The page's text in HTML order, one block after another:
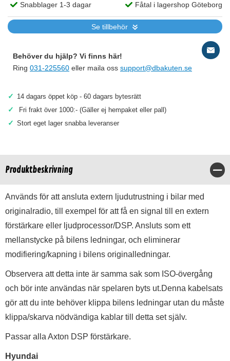
Snabblager 1-3 dagar Fåtal i lagershop Göteborg
Se tillbehör
Behöver du hjälp? Vi finns här!
Ring 031-225560 eller maila oss support@dbakuten.se
✓ 14 dagars öppet köp - 60 dagars bytesrätt
✓ Fri frakt över 1000:- (Gäller ej hempaket eller pall)
✓ Stort eget lager snabba leveranser
Produktbeskrivning
Används för att ansluta extern ljudutrustning i bilar med
originalradio, till exempel för att få en signal till en extern
förstärkare eller ljudprocessor/DSP. Ansluts som ett
mellanstycke på bilens ledningar, och eliminerar
modifiering/kapning i bilens originalledningar.
Observera att detta inte är samma sak som ISO-övergång
och bör inte användas när spelaren byts ut.Denna kabelsats
gör att du inte behöver klippa bilens ledningar utan du måste
klippa/skarva nödvändiga kablar till detta set själv.
Passar alla Axton DSP förstärkare.
Hyundai